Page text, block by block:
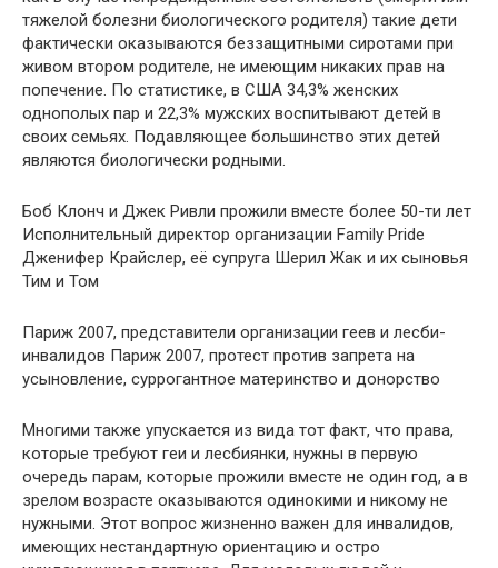
тяжелой болезни биологического родителя) такие дети
фактически оказываются беззащитными сиротами при
живом втором родителе, не имеющим никаких прав на
попечение. По статистике, в США 34,3% женских
однополых пар и 22,3% мужских воспитывают детей в
своих семьях. Подавляющее большинство этих детей
являются биологически родными.
Боб Клонч и Джек Ривли прожили вместе более 50-ти лет
Исполнительный директор организации Family Pride
Дженифер Крайслер, её супруга Шерил Жак и их сыновья
Тим и Том
Париж 2007, представители организации геев и лесби-
инвалидов Париж 2007, протест против запрета на
усыновление, суррогантное материнство и донорство
Многими также упускается из вида тот факт, что права,
которые требуют геи и лесбиянки, нужны в первую
очередь парам, которые прожили вместе не один год, а в
зрелом возрасте оказываются одинокими и никому не
нужными. Этот вопрос жизненно важен для инвалидов,
имеющих нестандартную ориентацию и остро